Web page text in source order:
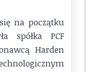
na początku
spółka PCF
Harden